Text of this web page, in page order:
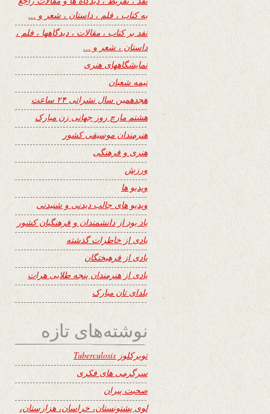
به کتاب ، فلم ، داستان ، شعر و …
نفد بر کتاب ، مقالات ، دیدگاهها ، فلم ،
داستان ، شعر و …
نمایشگاههای هنری
نیمه شعبان
هجدهمین سال نشراتی ۲۴ ساعت
هشتم مارچ روز جهانی زن مبارک
هنرمندان موسیقی کشور
هنری و فرهنگی
ورزش
ویدیو ها
ویدیو های جالب دیدنی و شنیدنی
یاد بود از دانشمندان و فرهنگیان کشور
یادی از خاطرات گذشته
یادی از فرهیختگان
یادی از هنرمندان پنجه طلایی هرات
یلدای تان مبارک
نوشته‌های تازه
توبرکلوز Tuberculosis
سرگرمی های فکری
صحبت پیران
لوی پشتونستان، خراسان، هزارستان،